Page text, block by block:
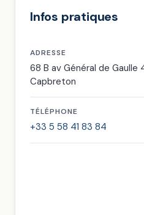
Infos pratiques
ADRESSE
68 B av Général de
Capbreton
TÉLÉPHONE
+33 5 58 41 83 84